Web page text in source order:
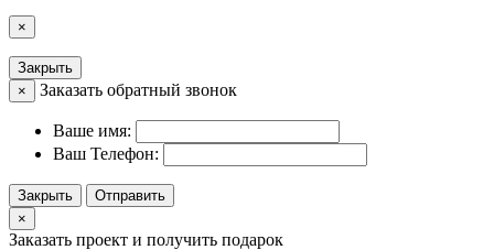
×
Закрыть
×
Заказать обратный звонок
Ваше имя:
Ваш Телефон:
Закрыть
Отправить
×
Заказать проект и получить подарок